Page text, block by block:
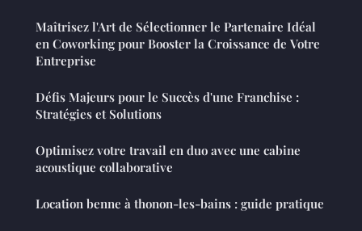
Maîtrisez l'Art de Sélectionner le Partenaire Idéal
en Coworking pour Booster la Croissance de Votre
Entreprise
Défis Majeurs pour le Succès d'une Franchise :
Stratégies et Solutions
Optimisez votre travail en duo avec une cabine
acoustique collaborative
Location benne à thonon-les-bains : guide pratique